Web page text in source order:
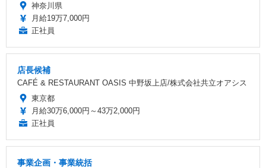
神奈川県
月給19万7,000円
正社員
店長候補
CAFÉ & RESTAURANT OASIS 中野坂上店/株式会社共立オアシス
東京都
月給30万6,000円～43万2,000円
正社員
事業企画・事業統括